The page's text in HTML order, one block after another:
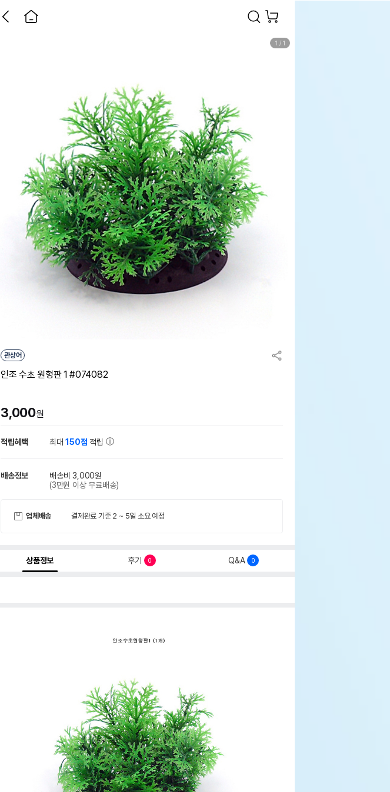
1 / 1
관상어
인조 수초 원형판 1 #074082
3,000원
적립혜택 최대150점 적립
배송정보
배송비 3,000원
(3만원 이상 무료배송)
업체배송 결제완료 기준 2 ~ 5일 소요 예정
상품정보 후기 0 Q&A 0